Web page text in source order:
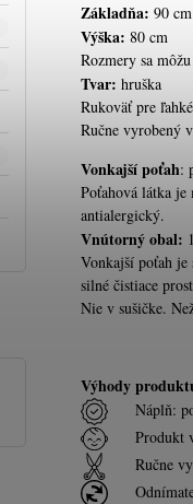
Základňa: 90
Výška: 80 cm
Rozmery sa
Tvar: hruška
Rukoväť pre
Ručne vyrobený
Vonkajší poťah:
Poťahová látka
antialergický.
Vnútorný obal:
Vonkajší poťah
silné čistiace
Nie v sušičke.
Výhody
Náplň:
Produkt
Ručne